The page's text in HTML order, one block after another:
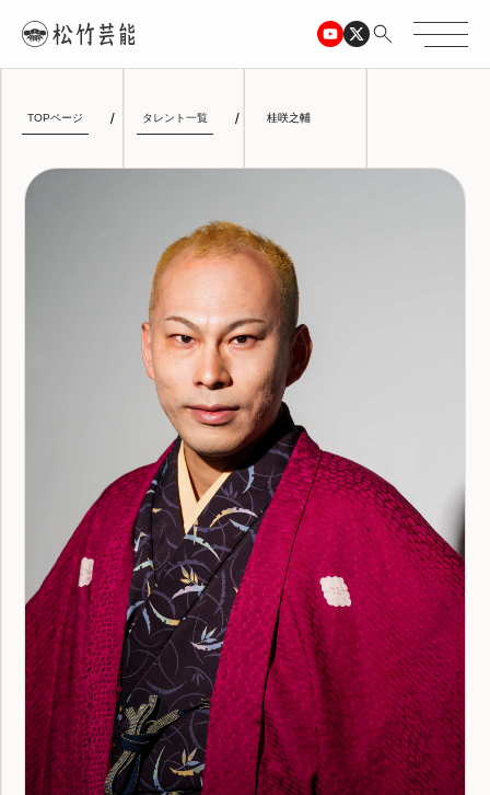
TOPページ タレント一覧 桂咲之輔